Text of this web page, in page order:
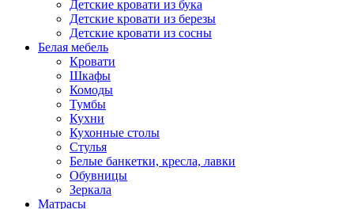
Детские кровати из бука
Детские кровати из березы
Детские кровати из сосны
Белая мебель
Кровати
Шкафы
Комоды
Тумбы
Кухни
Кухонные столы
Стулья
Белые банкетки, кресла, лавки
Обувницы
Зеркала
Матрасы